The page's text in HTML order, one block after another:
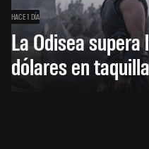
HACE 1 DÍA
La Odisea
dólares en